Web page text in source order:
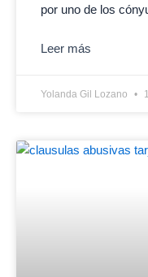
por uno de los
Leer más
Yolanda Gil Lozano